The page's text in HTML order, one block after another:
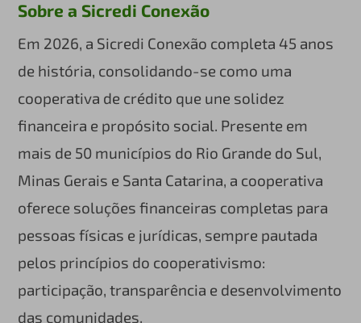
Sobre a Sicredi Conexão
Em 2026, a Sicredi Conexão completa 45 anos
de história, consolidando-se como uma
cooperativa de crédito que une solidez
financeira e propósito social. Presente em
mais de 50 municípios do Rio Grande do Sul,
Minas Gerais e Santa Catarina, a cooperativa
oferece soluções financeiras completas para
pessoas físicas e jurídicas, sempre pautada
pelos princípios do cooperativismo:
participação, transparência e desenvolvimento
das comunidades.